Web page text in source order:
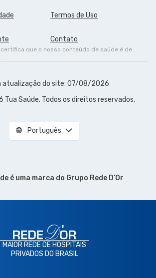
Termos de Uso
Contato
que o nosso conteúdo de saúde é de
atualização do site: 07/08/2026
Saúde. Todos os direitos reservados.
Português
é uma marca do Grupo Rede D’Or
MAIOR REDE DE HOSPITAIS
PRIVADOS DO BRASIL